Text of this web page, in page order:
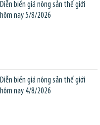
Diễn biến giá nông sản thế giới
hôm nay 5/8/2026
Diễn biến giá nông sản thế giới
hôm nay 4/8/2026